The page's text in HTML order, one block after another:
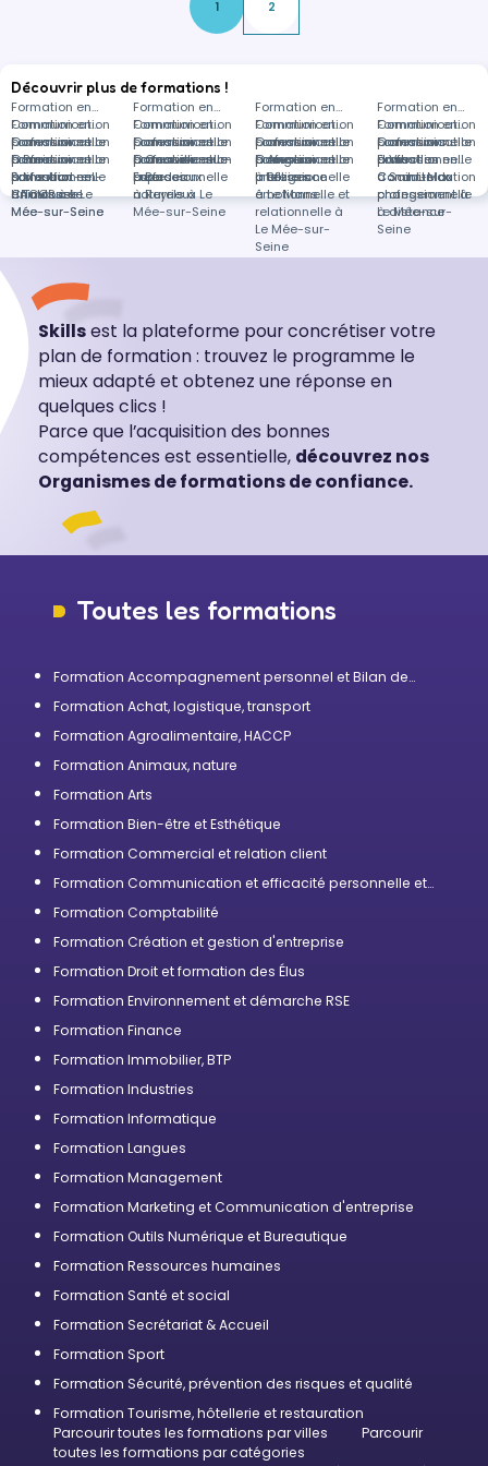
1 2
Découvrir plus de formations !
Formation en
Communication
professionnelle
à Paris
Formation en
Communication
professionnelle
à Courville-sur-
Eure
Formation en
Communication
professionnelle
à Angers
Formation en
Communication
professionnelle
à Vitrolles
Formation en
Communication
professionnelle
à Montfort-en-
Chalosse
Formation en
Communication
professionnelle
à Bordeaux
Formation en
Communication
professionnelle
à Béziers
Formation en
Communication
professionnelle
à Saint-Max
Formation en
Communication
professionnelle
à Toulouse
Formation en
Communication
professionnelle
à Reyrieux
Formation en
Communication
professionnelle
à Le Mans
Formations
dans
Communication
professionnelle
à distance
Formation en
Soins aux
animaux à Le
Mée-sur-Seine
Formation en
Espaces
naturels à Le
Mée-sur-Seine
Formation en
Intelligence
émotionnelle et
relationnelle à
Le Mée-sur-
Seine
Formation en
Conduite du
changement à
Le Mée-sur-
Seine
Formation en
HACCP à Le
Mée-sur-Seine
Skillsest la plateforme pour concrétiser votre
plan de formation : trouvez le programme le
mieux adapté et obtenez une réponse en
quelques clics !
Parce que l’acquisition des bonnes
compétences est essentielle, découvrez nos
Organismes de formations de confiance.
Toutes les formations
Formation Accompagnement personnel et Bilan de
Formation Achat, logistique, transport
Formation Agroalimentaire, HACCP
Formation Animaux, nature
Formation Arts
Formation Bien-être et Esthétique
Formation Commercial et relation client
Formation Communication et efficacité personnelle et
Formation Comptabilité
Formation Création et gestion d'entreprise
Formation Droit et formation des Élus
Formation Environnement et démarche RSE
Formation Finance
Formation Immobilier, BTP
Formation Industries
Formation Informatique
Formation Langues
Formation Management
Formation Marketing et Communication d'entreprise
Formation Outils Numérique et Bureautique
Formation Ressources humaines
Formation Santé et social
Formation Secrétariat & Accueil
Formation Sport
Formation Sécurité, prévention des risques et qualité
Formation Tourisme, hôtellerie et restauration
Parcourir toutes les formations par villes
Parcourir
toutes les formations par catégories